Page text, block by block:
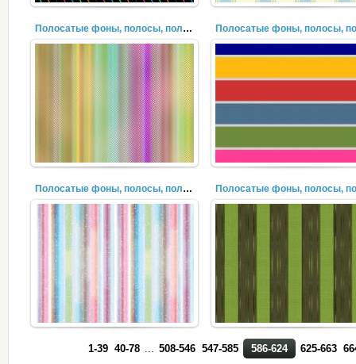
Полосатые фоны, полосы, полоски, лучи (17)
Полосатые фоны, полосы, полоски, лучи (16)
1-39 40-78 ... 508-546 547-585 586-624 625-663